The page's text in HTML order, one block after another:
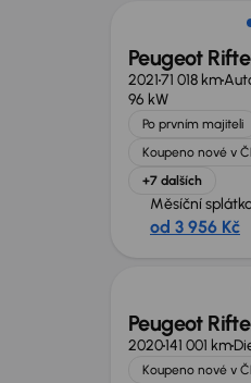
Peugeot
202171 018 km
96 kW
Po prvním majiteli
Koupeno nové v
+7 dalších
Měsíční
od 3 956 Kč
Peugeot
2020141 001 km
Koupeno nové v